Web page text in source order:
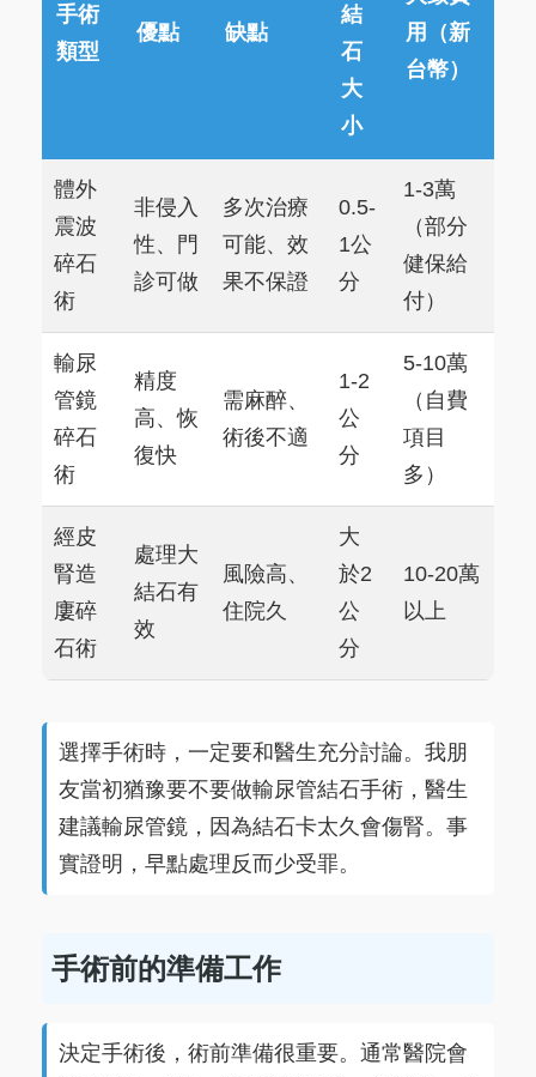
手術
類型
優點 缺點
結
石
大
小
用（新
台幣）
體外
震波
碎石
術
非侵入
性、門
診可做
多次治療
可能、效
果不保證
0.5-
1公
分
1-3萬
（部分
健保給
付）
輸尿
管鏡
碎石
術
精度
高、恢
復快
需麻醉、
術後不適
1-2
公
分
5-10萬
（自費
項目
多）
經皮
腎造
廔碎
石術
處理大
結石有
效
風險高、
住院久
大
於2
公
分
10-20萬
以上
選擇手術時，一定要和醫生充分討論。我朋
友當初猶豫要不要做輸尿管結石手術，醫生
建議輸尿管鏡，因為結石卡太久會傷腎。事
實證明，早點處理反而少受罪。
手術前的準備工作
決定手術後，術前準備很重要。通常醫院會